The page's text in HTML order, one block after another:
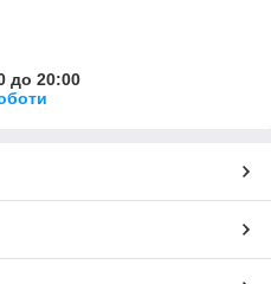
до 20:00